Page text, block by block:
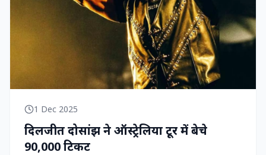
1 Dec 2025
दिलजीत दोसांझ ने ऑस्ट्रेलिया टूर में बेचे
90,000 टिकट